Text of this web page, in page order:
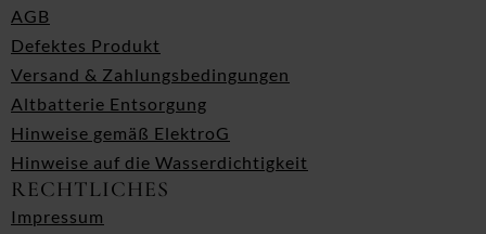
AGB
Defektes Produkt
Versand & Zahlungsbedingungen
Altbatterie Entsorgung
Hinweise gemäß ElektroG
Hinweise auf die Wasserdichtigkeit
RECHTLICHES
Impressum